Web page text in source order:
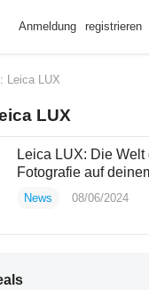
Anmeldung registrieren
Leica LUX
LUX
Leica LUX: Die Welt
Fotografie auf
News 08/06/2024